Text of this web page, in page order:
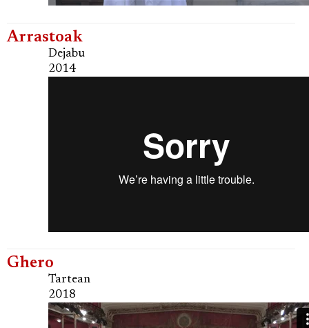
Arrastoak
Dejabu
2014
Ghero
Tartean
2018